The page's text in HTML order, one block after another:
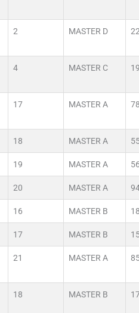
2 MASTER D
4 MASTER C
17 MASTER A
18 MASTER A
19 MASTER A
20 MASTER A
16 MASTER B
17 MASTER B
21 MASTER A
18 MASTER B